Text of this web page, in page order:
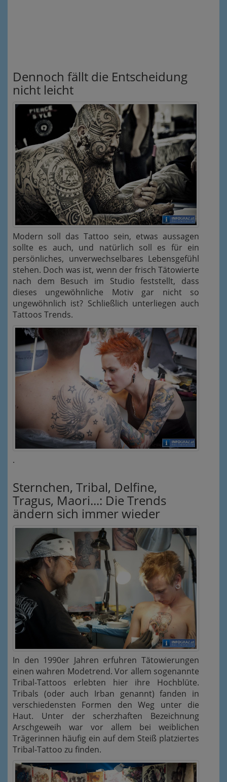
Dennoch fällt die Entscheidung
nicht leicht
Modern soll das Tattoo sein, etwas aussagen
sollte es auch, und natürlich soll es für ein
persönliches, unverwechselbares Lebensgefühl
stehen. Doch was ist, wenn der frisch Tätowierte
nach dem Besuch im Studio feststellt, dass
dieses ungewöhnliche Motiv gar nicht so
ungewöhnlich ist? Schließlich unterliegen auch
Tattoos Trends.
.
Sternchen, Tribal, Delfine,
Tragus, Maori...: Die Trends
ändern sich immer wieder
In den 1990er Jahren erfuhren Tätowierungen
einen wahren Modetrend. Vor allem sogenannte
Tribal-Tattoos erlebten hier ihre Hochblüte.
Tribals (oder auch Irban genannt) fanden in
verschiedensten Formen den Weg unter die
Haut. Unter der scherzhaften Bezeichnung
Arschgeweih war vor allem bei weiblichen
Trägerinnen häufig ein auf dem Steiß platziertes
Tribal-Tattoo zu finden.